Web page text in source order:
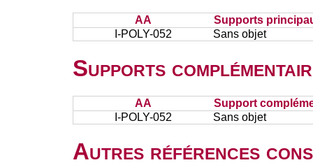
AA
Supports
I-POLY-052
Sans objet
Supports
AA
Support
I-POLY-052
Sans objet
Autres références